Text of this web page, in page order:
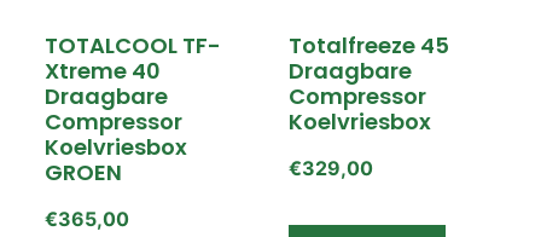
TOTALCOOL TF-
Xtreme 40
Draagbare
Compressor
Koelvriesbox
GROEN
€365,00
Totalfreeze 45
Draagbare
Compressor
Koelvriesbox
€329,00